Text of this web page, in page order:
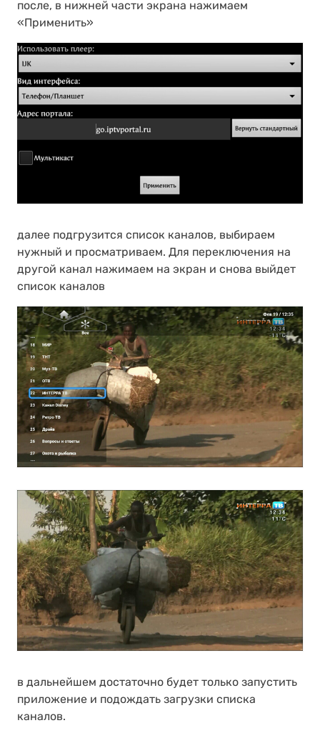
после, в нижней части экрана нажимаем
«Применить»
далее подгрузится список каналов, выбираем
нужный и просматриваем. Для переключения на
другой канал нажимаем на экран и снова выйдет
список каналов
в дальнейшем достаточно будет только запустить
приложение и подождать загрузки списка
каналов.